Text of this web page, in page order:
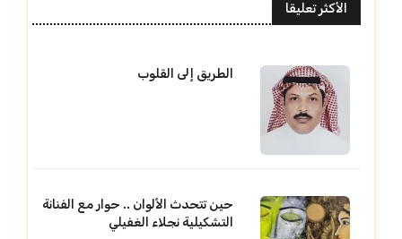
الأكثر تعليقا
الطريق إلى القلوب
حين تتحدث الألوان .. حوار مع الفنانة
التشكيلية نجلاء الغفيلي